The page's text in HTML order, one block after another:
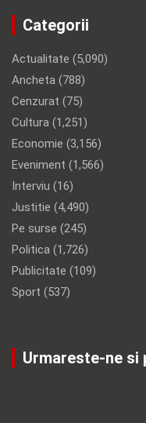
Categorii
Actualitate (5,090)
Ancheta (788)
Cenzurat (75)
Cultura (1,251)
Economie (3,156)
Eveniment (1,566)
Interviu (16)
Justitie (4,490)
Pe surse (245)
Politica (1,726)
Publicitate (109)
Sport (537)
Urmareste-ne si